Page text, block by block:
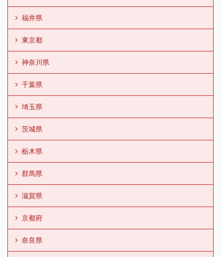
福井県
東京都
神奈川県
千葉県
埼玉県
茨城県
栃木県
群馬県
滋賀県
京都府
奈良県